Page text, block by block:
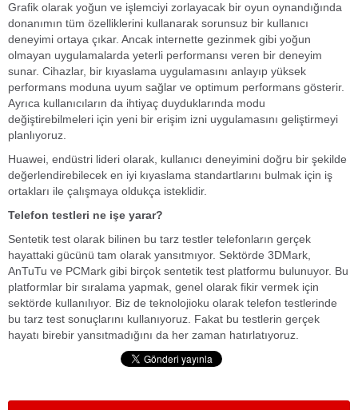
Grafik olarak yoğun ve işlemciyi zorlayacak bir oyun oynandığında
donanımın tüm özelliklerini kullanarak sorunsuz bir kullanıcı
deneyimi ortaya çıkar. Ancak internette gezinmek gibi yoğun
olmayan uygulamalarda yeterli performansı veren bir deneyim
sunar. Cihazlar, bir kıyaslama uygulamasını anlayıp yüksek
performans moduna uyum sağlar ve optimum performans gösterir.
Ayrıca kullanıcıların da ihtiyaç duyduklarında modu
değiştirebilmeleri için yeni bir erişim izni uygulamasını geliştirmeyi
planlıyoruz.
Huawei, endüstri lideri olarak, kullanıcı deneyimini doğru bir şekilde
değerlendirebilecek en iyi kıyaslama standartlarını bulmak için iş
ortakları ile çalışmaya oldukça isteklidir.
Telefon testleri ne işe yarar?
Sentetik test olarak bilinen bu tarz testler telefonların gerçek
hayattaki gücünü tam olarak yansıtmıyor. Sektörde 3DMark,
AnTuTu ve PCMark gibi birçok sentetik test platformu bulunuyor. Bu
platformlar bir sıralama yapmak, genel olarak fikir vermek için
sektörde kullanılıyor. Biz de teknolojioku olarak telefon testlerinde
bu tarz test sonuçlarını kullanıyoruz. Fakat bu testlerin gerçek
hayatı birebir yansıtmadığını da her zaman hatırlatıyoruz.